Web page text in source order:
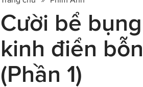
Cười bể
kinh điển
(Phần 1)